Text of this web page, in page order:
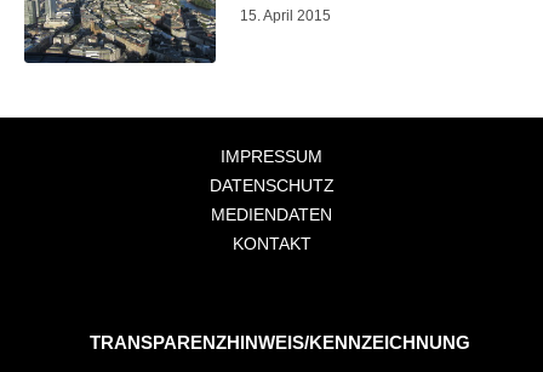
15. April 2015
IMPRESSUM
DATENSCHUTZ
MEDIENDATEN
KONTAKT
TRANSPARENZHINWEIS/KENNZEICHNUNG